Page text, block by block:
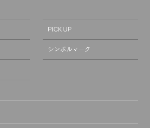
PICK UP
シンボルマーク